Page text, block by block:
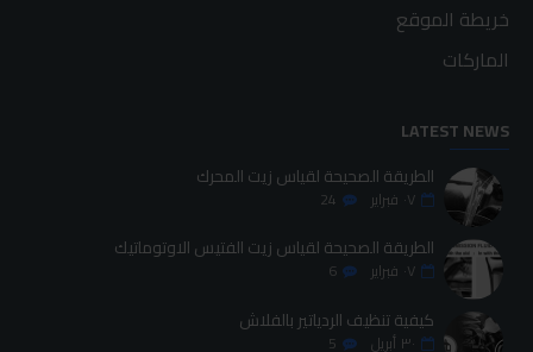
خريطة الموقع
الماركات
LATEST NEWS
الطريقة الصحيحة لقياس زيت المحرك
٠٧ فبراير 24
الطريقة الصحيحة لقياس زيت الفتيس الاوتوماتيك
٠٧ فبراير 6
كيفية تنظيف الردياتير بالفلاش
٣٠ أبريل 5